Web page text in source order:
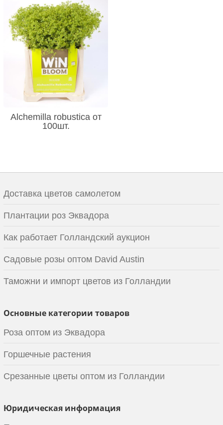
Alchemilla robustica от
100шт.
Доставка цветов самолетом
Плантации роз Эквадора
Как работает Голландский аукцион
Садовые розы оптом David Austin
Таможни и импорт цветов из Голландии
Основные категории товаров
Роза оптом из Эквадора
Горшечные растения
Срезанные цветы оптом из Голландии
Юридическая информация